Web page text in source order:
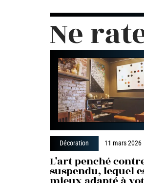
Ne
Décoration 11 mars 2026
L’art penché
suspendu, lequel